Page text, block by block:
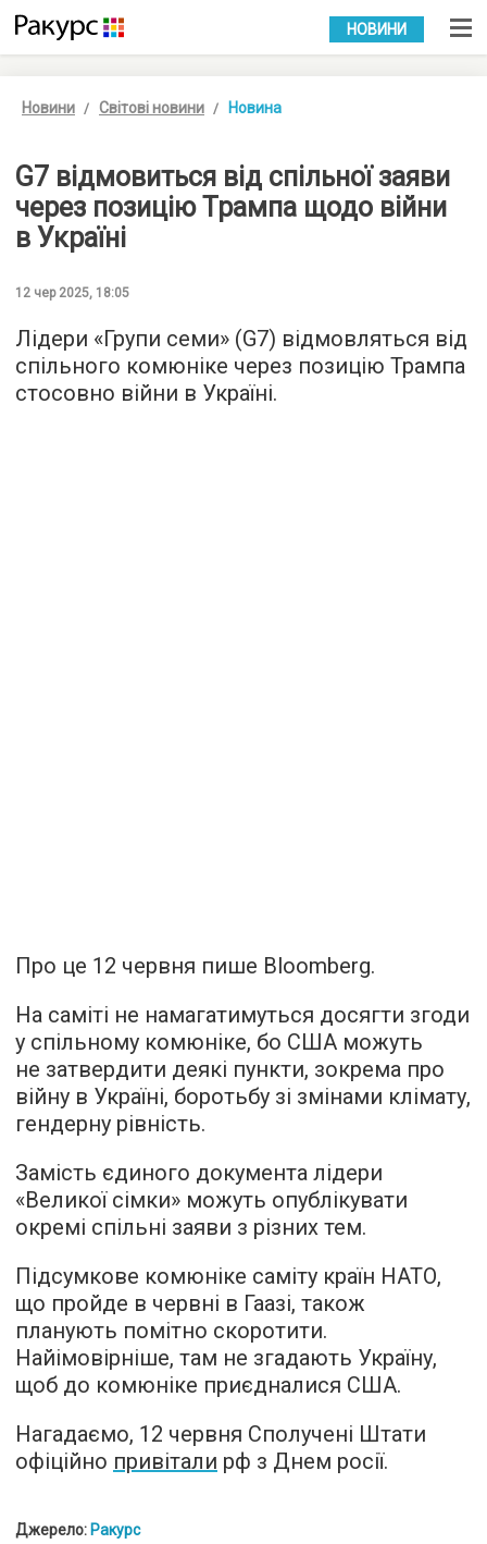
УКР РУС
НОВИНИ
Новини Світові новини Новина
G7 відмовиться від спільної заяви
через позицію Трампа щодо війни
в Україні
12 чер 2025, 18:05
Лідери «Групи семи» (G7) відмовляться від
спільного комюніке через позицію Трампа
стосовно війни в Україні.
Про це 12 червня пише Bloomberg.
На саміті не намагатимуться досягти згоди
у спільному комюніке, бо США можуть
не затвердити деякі пункти, зокрема про
війну в Україні, боротьбу зі змінами клімату,
гендерну рівність.
Замість єдиного документа лідери
«Великої сімки» можуть опублікувати
окремі спільні заяви з різних тем.
Підсумкове комюніке саміту країн НАТО,
що пройде в червні в Гаазі, також
планують помітно скоротити.
Найімовірніше, там не згадають Україну,
щоб до комюніке приєдналися США.
Нагадаємо, 12 червня Сполучені Штати
офіційно привітали рф з Днем росії.
Джерело: Ракурс